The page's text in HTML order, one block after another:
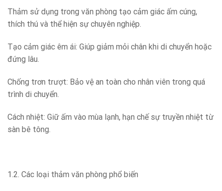
Thảm sử dụng trong văn phòng tạo cảm giác ấm cúng,
thích thú và thể hiện sự chuyên nghiệp.
Tạo cảm giác êm ái: Giúp giảm mỏi chân khi di chuyển hoặc
đứng lâu.
Chống trơn trượt: Bảo vệ an toàn cho nhân viên trong quá
trình di chuyển.
Cách nhiệt: Giữ ấm vào mùa lạnh, hạn chế sự truyền nhiệt từ
sàn bê tông.
1.2. Các loại thảm văn phòng phổ biến